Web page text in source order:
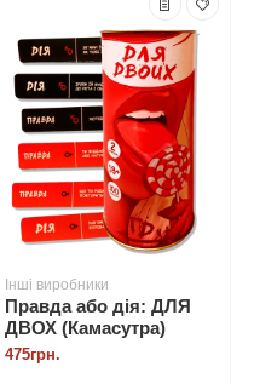
Інші виробники
Правда або дія: ДЛЯ
ДВОХ (Камасутра)
475грн.